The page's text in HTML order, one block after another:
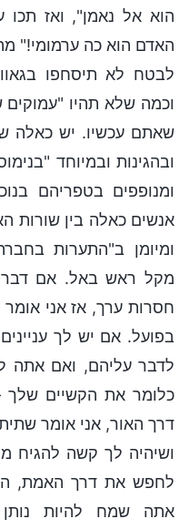
הוא אל נאמן", ואז תכו
האדם הוא כה ערמומי!"
לבטח לא תיסחפו
וכמה שלא תהיו
שאתם עכשיו. יש כאלה
ובהגינות ובמיוחד
ומנופפים בטפריהם
אנשים כאלה בין שורות
ומיומן ב"התערות
מקל ראש באל. אם
חסרות ערך, אז אני
בפועל. אם יש לך
לדבר עליהם, ואם אתה
כלומר את הקשיים
דרך האור, אני אומר
ושיהיה לך קשה
לחפש את דרך האמת,
אתה שמח להיות